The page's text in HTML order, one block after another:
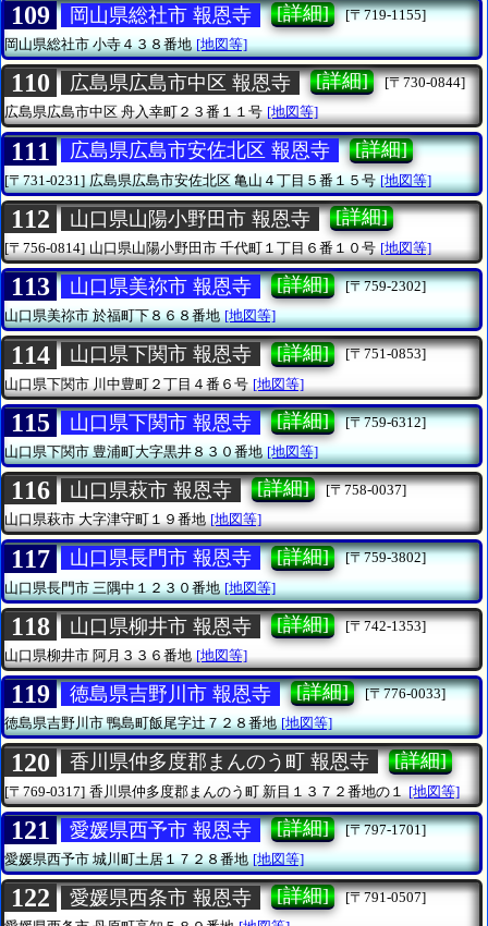
109 岡山県総社市 報恩寺 [詳細]
[〒719-1155]
岡山県総社市小寺４３８番地 [地図等]
110 広島県広島市中区 報恩寺 [詳細]
[〒730-0844]
広島県広島市中区舟入幸町２３番１１号 [地図等]
111 広島県広島市安佐北区 報恩寺 [詳細]
[〒731-0231] 広島県広島市安佐北区亀山４丁目５番１５号 [地図等]
112 山口県山陽小野田市 報恩寺 [詳細]
[〒756-0814] 山口県山陽小野田市千代町１丁目６番１０号 [地図等]
113 山口県美祢市 報恩寺 [詳細]
[〒759-2302]
山口県美祢市於福町下８６８番地 [地図等]
114 山口県下関市 報恩寺 [詳細]
[〒751-0853]
山口県下関市 川中豊町２丁目４番６号 [地図等]
115 山口県下関市 報恩寺 [詳細]
[〒759-6312]
山口県下関市豊浦町大字黒井８３０番地 [地図等]
116 山口県萩市 報恩寺 [詳細]
[〒758-0037]
山口県萩市大字津守町１９番地 [地図等]
117 山口県長門市 報恩寺 [詳細]
[〒759-3802]
山口県長門市三隅中１２３０番地 [地図等]
118 山口県柳井市 報恩寺 [詳細]
[〒742-1353]
山口県柳井市阿月３３６番地 [地図等]
119 徳島県吉野川市 報恩寺 [詳細]
[〒776-0033]
徳島県吉野川市鴨島町飯尾字辻７２８番地 [地図等]
120 香川県仲多度郡まんのう町 報恩寺 [詳細]
[〒769-0317] 香川県仲多度郡まんのう町 新目１３７２番地の１ [地図等]
121 愛媛県西予市 報恩寺 [詳細]
[〒797-1701]
愛媛県西予市城川町土居１７２８番地 [地図等]
122 愛媛県西条市 報恩寺 [詳細]
[〒791-0507]